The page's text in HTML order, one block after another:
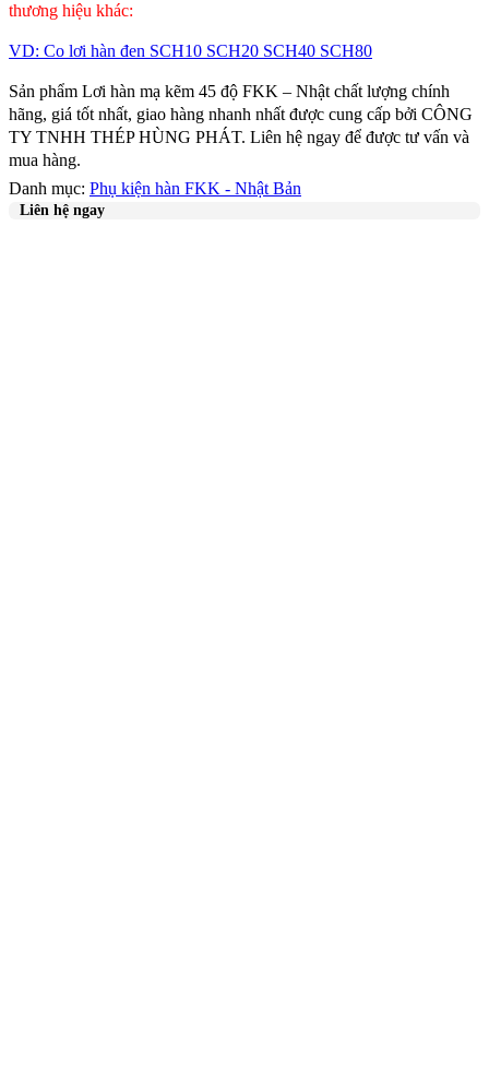
thương hiệu khác:
VD: Co lơi hàn đen SCH10 SCH20 SCH40 SCH80
Sản phẩm Lơi hàn mạ kẽm 45 độ FKK – Nhật chất lượng chính
hãng, giá tốt nhất, giao hàng nhanh nhất được cung cấp bởi CÔNG
TY TNHH THÉP HÙNG PHÁT. Liên hệ ngay để được tư vấn và
mua hàng.
Danh mục: Phụ kiện hàn FKK - Nhật Bản
Liên hệ ngay